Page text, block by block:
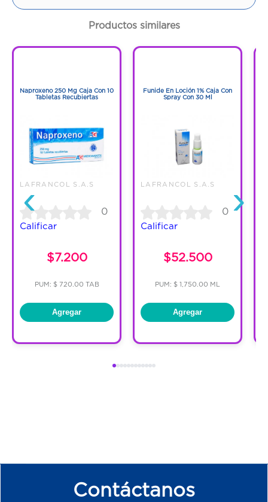
Contenido:20,5 Ml
Productos similares
‹
Naproxeno 250 Mg Caja Con 10
Tabletas Recubiertas
LAFRANCOL S.A.S
0
Calificar
$7.200
PUM: $ 720.00 TAB
Agregar
Funide En Loción 1% Caja Con
Spray Con 30 Ml
LAFRANCOL S.A.S
0
Calificar
$52.500
PUM: $ 1,750.00 ML
Agregar
›
Contáctanos